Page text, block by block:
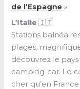
de l’Espagne ».
L’Italie🇮🇹
Stations
plages,
découvrez le
camping-car. Le
cher qu’en